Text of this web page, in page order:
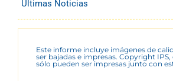
Últimas Noticias
Este informe incluye imágenes de
ser bajadas e impresas. Copyright
sólo pueden ser impresas junto con